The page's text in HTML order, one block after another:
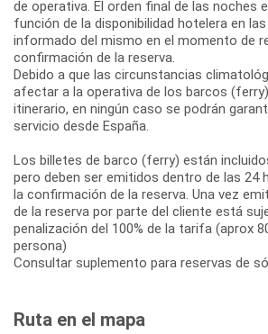
de operativa. El orden final de las noches
función de la disponibilidad hotelera en las
informado del mismo en el momento de
confirmación de la reserva.
Debido a que las circunstancias
afectar a la operativa de los barcos
itinerario, en ningún caso se podrán
servicio desde España.
Los billetes de barco (ferry) están
pero deben ser emitidos dentro de las 24
la confirmación de la reserva. Una vez
de la reserva por parte del cliente está
penalización del 100% de la tarifa (aprox
persona)
Consultar suplemento para reservas de
Ruta en el mapa